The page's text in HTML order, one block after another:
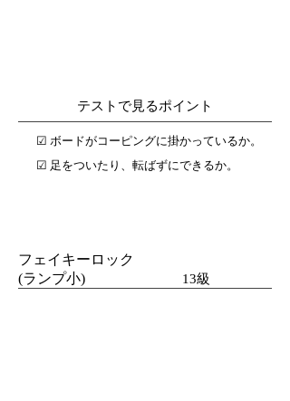
テストで見るポイント
☑︎ ボードがコーピングに掛かっているか。
☑︎ 足をついたり、転ばずにできるか。
フェイキーロック
(ランプ小)
13級